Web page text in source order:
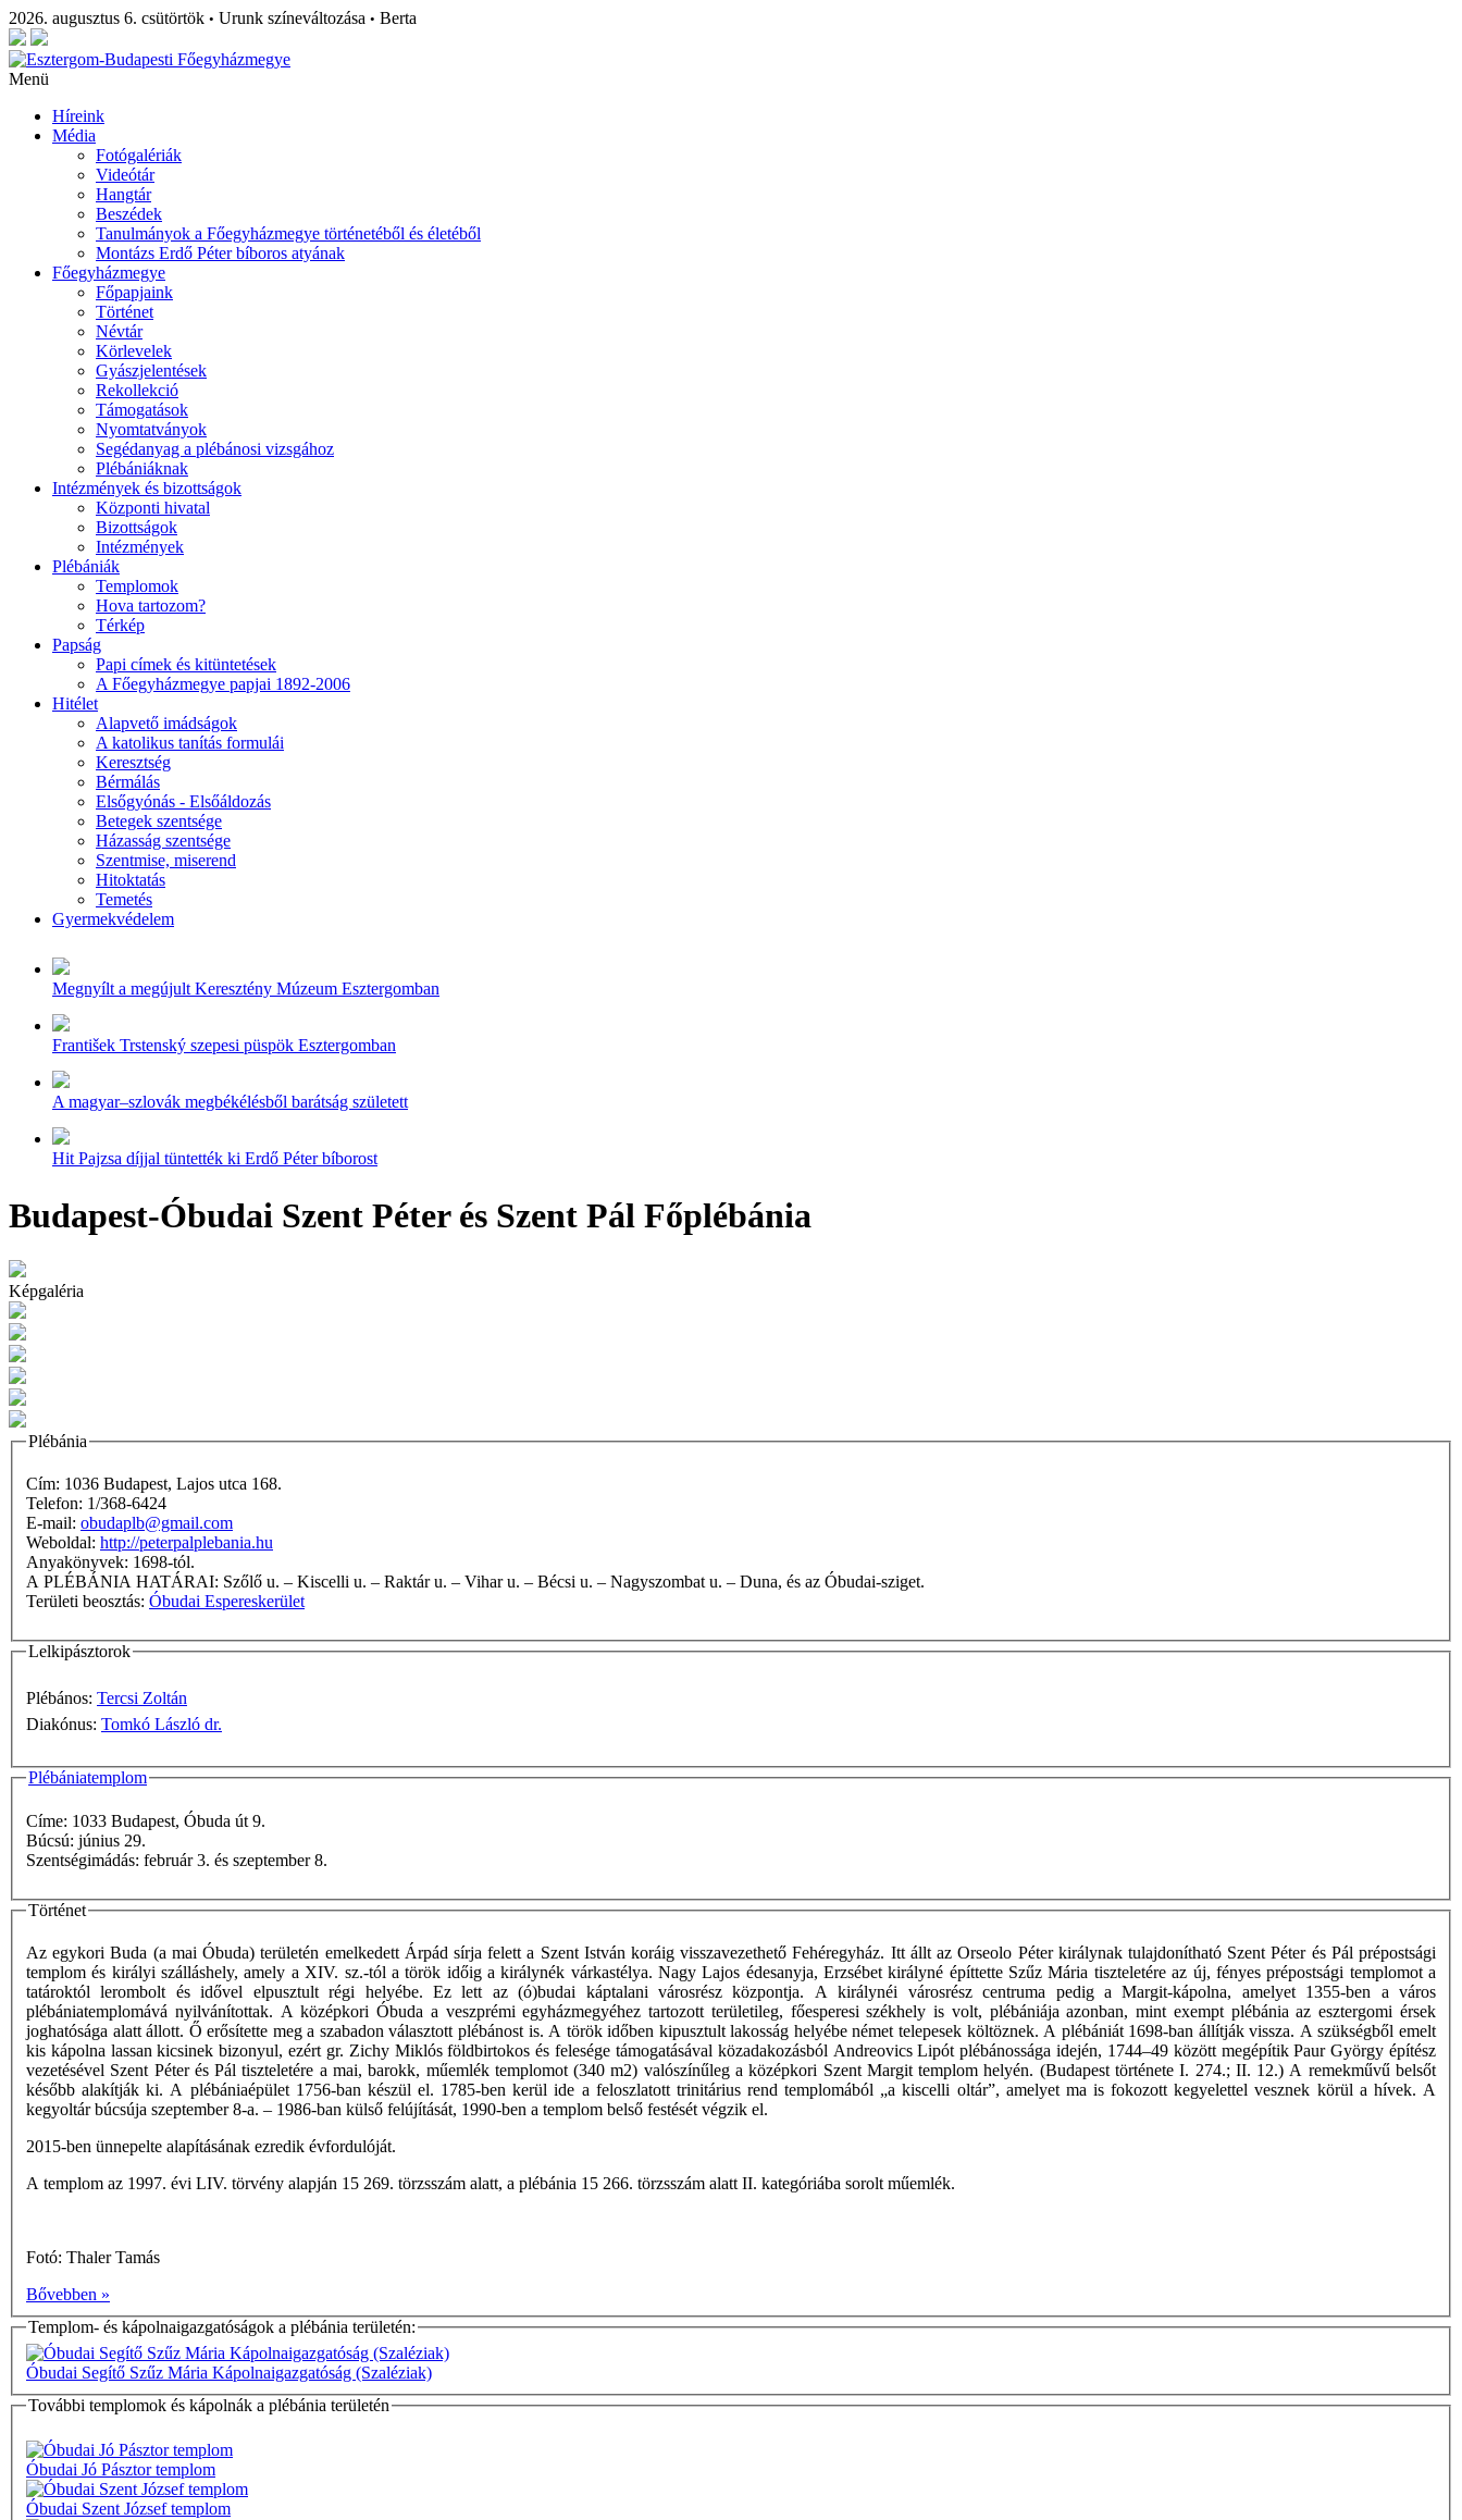
2026. augusztus 6. csütörtök • Urunk színeváltozása • Berta
Menü
Híreink
Média
Fotógalériák
Videótár
Hangtár
Beszédek
Tanulmányok a Főegyházmegye történetéből és életéből
Montázs Erdő Péter bíboros atyának
Főegyházmegye
Főpapjaink
Történet
Névtár
Körlevelek
Gyászjelentések
Rekollekció
Támogatások
Nyomtatványok
Segédanyag a plébánosi vizsgához
Plébániáknak
Intézmények és bizottságok
Központi hivatal
Bizottságok
Intézmények
Plébániák
Templomok
Hova tartozom?
Térkép
Papság
Papi címek és kitüntetések
A Főegyházmegye papjai 1892-2006
Hitélet
Alapvető imádságok
A katolikus tanítás formulái
Keresztség
Bérmálás
Elsőgyónás - Elsőáldozás
Betegek szentsége
Házasság szentsége
Szentmise, miserend
Hitoktatás
Temetés
Gyermekvédelem
Megnyílt a megújult Keresztény Múzeum Esztergomban
František Trstenský szepesi püspök Esztergomban
A magyar–szlovák megbékélésből barátság született
Hit Pajzsa díjjal tüntették ki Erdő Péter bíborost
Budapest-Óbudai Szent Péter és Szent Pál Főplébánia
Képgaléria
Plébánia
Cím: 1036 Budapest, Lajos utca 168.
Telefon: 1/368-6424
E-mail: obudaplb@gmail.com
Weboldal: http://peterpalplebania.hu
Anyakönyvek: 1698-tól.
A PLÉBÁNIA HATÁRAI: Szőlő u. – Kiscelli u. – Raktár u. – Vihar u. – Bécsi u. – Nagyszombat u. – Duna, és az Óbudai-sziget.
Területi beosztás: Óbudai Espereskerület
Lelkipásztorok
Plébános: Tercsi Zoltán
Diakónus: Tomkó László dr.
Plébániatemplom
Címe: 1033 Budapest, Óbuda út 9.
Búcsú: június 29.
Szentségimádás: február 3. és szeptember 8.
Történet
Az egykori Buda (a mai Óbuda) területén emelkedett Árpád sírja felett a Szent István koráig visszavezethető Fehéregyház. Itt állt az Orseolo Péter királynak tulajdonítható Szent Péter és Pál prépostsági
templom és királyi szálláshely, amely a XIV. sz.-tól a török időig a királynék várkastélya. Nagy Lajos édesanyja, Erzsébet királyné építtette Szűz Mária tiszteletére az új, fényes prépostsági templomot a
tatároktól lerombolt és idővel elpusztult régi helyébe. Ez lett az (ó)budai káptalani városrész központja. A királynéi városrész centruma pedig a Margit-kápolna, amelyet 1355-ben a város
plébániatemplomává nyilvánítottak. A középkori Óbuda a veszprémi egyházmegyéhez tartozott területileg, főesperesi székhely is volt, plébániája azonban, mint exempt plébánia az esztergomi érsek
joghatósága alatt állott. Ő erősítette meg a szabadon választott plébánost is. A török időben kipusztult lakosság helyébe német telepesek költöznek. A plébániát 1698-ban állítják vissza. A szükségből emelt
kis kápolna lassan kicsinek bizonyul, ezért gr. Zichy Miklós földbirtokos és felesége támogatásával közadakozásból Andreovics Lipót plébánossága idején, 1744–49 között megépítik Paur György építész
vezetésével Szent Péter és Pál tiszteletére a mai, barokk, műemlék templomot (340 m2) valószínűleg a középkori Szent Margit templom helyén. (Budapest története I. 274.; II. 12.) A remekművű belsőt
később alakítják ki. A plébániaépület 1756-ban készül el. 1785-ben kerül ide a feloszlatott trinitárius rend templomából „a kiscelli oltár”, amelyet ma is fokozott kegyelettel vesznek körül a hívek. A
kegyoltár búcsúja szeptember 8-a. – 1986-ban külső felújítását, 1990-ben a templom belső festését végzik el.
2015-ben ünnepelte alapításának ezredik évfordulóját.
A templom az 1997. évi LIV. törvény alapján 15 269. törzsszám alatt, a plébánia 15 266. törzsszám alatt II. kategóriába sorolt műemlék.
Fotó: Thaler Tamás
Bővebben »
Templom- és kápolnaigazgatóságok a plébánia területén:
Óbudai Segítő Szűz Mária Kápolnaigazgatóság (Szaléziak)
További templomok és kápolnák a plébánia területén
Óbudai Jó Pásztor templom
Óbudai Szent József templom